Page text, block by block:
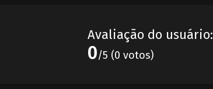
Avaliação do usuário:
0/5 (0 votos)